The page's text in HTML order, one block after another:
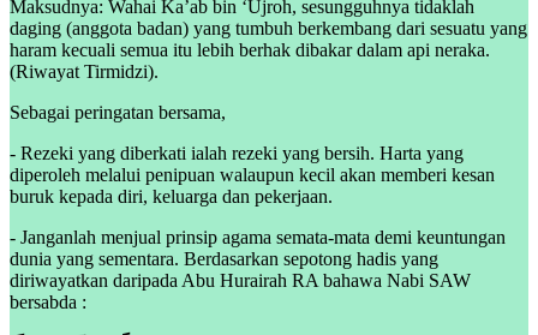
Maksudnya: Wahai Ka’ab bin ‘Ujroh, sesungguhnya tidaklah
daging (anggota badan) yang tumbuh berkembang dari sesuatu yang
haram kecuali semua itu lebih berhak dibakar dalam api neraka.
(Riwayat Tirmidzi).
Sebagai peringatan bersama,
- Rezeki yang diberkati ialah rezeki yang bersih. Harta yang
diperoleh melalui penipuan walaupun kecil akan memberi kesan
buruk kepada diri, keluarga dan pekerjaan.
- Janganlah menjual prinsip agama semata-mata demi keuntungan
dunia yang sementara. Berdasarkan sepotong hadis yang
diriwayatkan daripada Abu Hurairah RA bahawa Nabi SAW
bersabda :